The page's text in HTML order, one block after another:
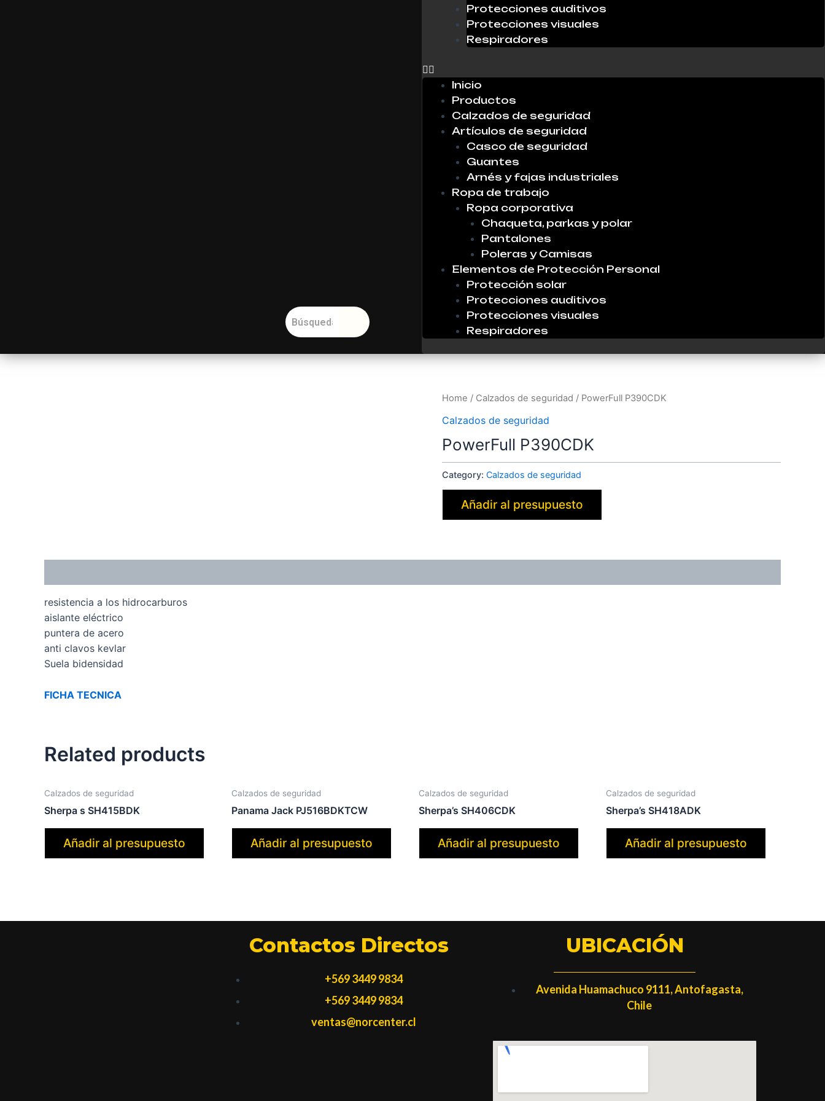
Protecciones auditivos
Protecciones visuales
Respiradores
Inicio
Productos
Calzados de seguridad
Artículos de seguridad
Casco de seguridad
Guantes
Arnés y fajas industriales
Ropa de trabajo
Ropa corporativa
Chaqueta, parkas y polar
Pantalones
Poleras y Camisas
Elementos de Protección Personal
Protección solar
Protecciones auditivos
Protecciones visuales
Respiradores
Home / Calzados de seguridad / PowerFull P390CDK
Calzados de seguridad
PowerFull P390CDK
Category: Calzados de seguridad
Añadir al presupuesto
resistencia a los hidrocarburos
aislante eléctrico
puntera de acero
anti clavos kevlar
Suela bidensidad
FICHA TECNICA
Related products
Calzados de seguridad
Sherpa s SH415BDK
Añadir al presupuesto
Calzados de seguridad
Panama Jack PJ516BDKTCW
Añadir al presupuesto
Calzados de seguridad
Sherpa’s SH406CDK
Añadir al presupuesto
Calzados de seguridad
Sherpa’s SH418ADK
Añadir al presupuesto
Contactos Directos
+569 3449 9834
+569 3449 9834
ventas@norcenter.cl
UBICACIÓN
Avenida Huamachuco 9111, Antofagasta,
Chile